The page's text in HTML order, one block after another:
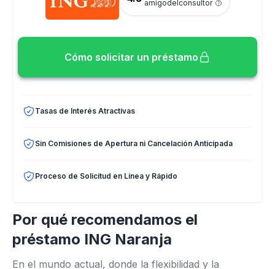
amigodelconsultor
Cómo solicitar un préstamo
Tasas de Interés Atractivas
Sin Comisiones de Apertura ni Cancelación Anticipada
Proceso de Solicitud en Línea y Rápido
Por qué recomendamos el
préstamo ING Naranja
En el mundo actual, donde la flexibilidad y la